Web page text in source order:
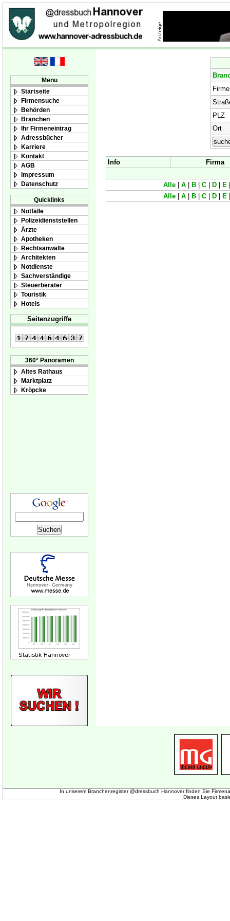
Menu
Startseite
Firmensuche
Behörden
Branchen
Ihr Firmeneintrag
Adressbücher
Karriere
Kontakt
AGB
Impressum
Datenschutz
Quicklinks
Notfälle
Polizeidienststellen
Ärzte
Apotheken
Rechtsanwälte
Architekten
Notdienste
Sachverständige
Steuerberater
Touristik
Hotels
Seitenzugriffe
360° Panoramen
Altes Rathaus
Marktplatz
Kröpcke
PLZ
Ort
Info Firma
Alle A B C D E
Alle
A B C D E
In unserem Branchenregister @dressbuch Hannover finden Sie
Dieses Layout